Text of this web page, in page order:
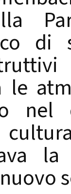
di
nel